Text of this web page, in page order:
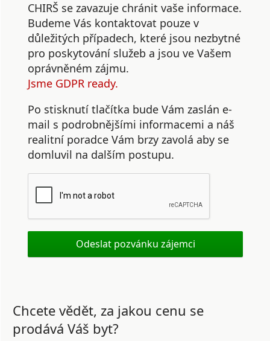
CHIRŠ se zavazuje chránit vaše informace.
Budeme Vás kontaktovat pouze v
důležitých případech, které jsou nezbytné
pro poskytování služeb a jsou ve Vašem
oprávněném zájmu.
Jsme GDPR ready.
Po stisknutí tlačítka bude Vám zaslán e-
mail s podrobnějšími informacemi a náš
realitní poradce Vám brzy zavolá aby se
domluvil na dalším postupu.
Chcete vědět, za jakou cenu se
prodává Váš byt?